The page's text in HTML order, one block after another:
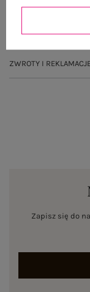
OPINIE O PRODUKCIE
WYSYŁKA I DOSTAWA
ZWROTY I
Zapisz się do